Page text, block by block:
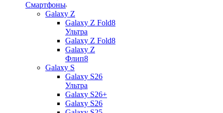
Смартфоны
Galaxy Z
Galaxy Z Fold8
Ультра
Galaxy Z Fold8
Galaxy Z
Флип8
Galaxy S
Galaxy S26
Ультра
Galaxy S26+
Galaxy S26